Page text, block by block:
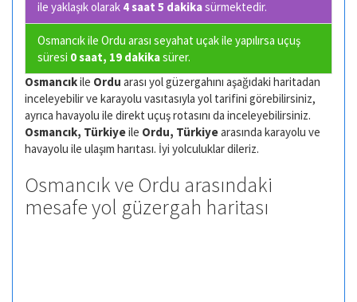
ile yaklaşık olarak 4 saat 5 dakikasürmektedir.
Osmancık ile Ordu arası seyahat uçak ile yapılırsa uçuş
süresi 0 saat, 19 dakikasürer.
Osmancıkile Ordu arası yol güzergahını aşağıdaki haritadan
inceleyebilir ve karayolu vasıtasıyla yol tarifini görebilirsiniz,
ayrıca havayolu ile direkt uçuş rotasını da inceleyebilirsiniz.
Osmancık, Türkiyeile Ordu, Türkiyearasında karayolu ve
havayolu ile ulaşım harıtası. İyi yolculuklar dileriz.
Osmancık ve Ordu arasındaki
mesafe yol güzergah haritası